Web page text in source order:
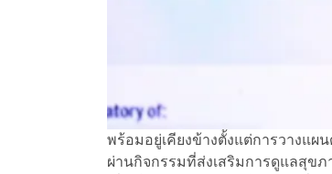
พร้อมอยู่เคียงข้างตั้งแต่การวางแผ
ผ่านกิจกรรมที่ส่งเสริมการดูแลสุขภ